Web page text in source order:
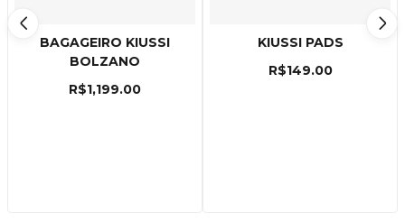
BAGAGEIRO KIUSSI
BOLZANO
R$1,199.00
KIUSSI PADS
R$149.00